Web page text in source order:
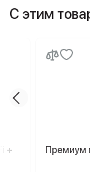
С этим
+ Премиум